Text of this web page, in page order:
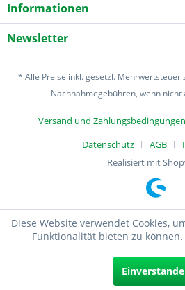
Informationen
Newsletter
* Alle Preise inkl. gesetzl. Mehrwertsteuer
Nachnahmegebühren, wenn
Versand und Zahlungsbedingungen
Datenschutz
AGB
Realisiert mit
Diese Website verwendet Cookies,
Funktionalität bieten zu können.